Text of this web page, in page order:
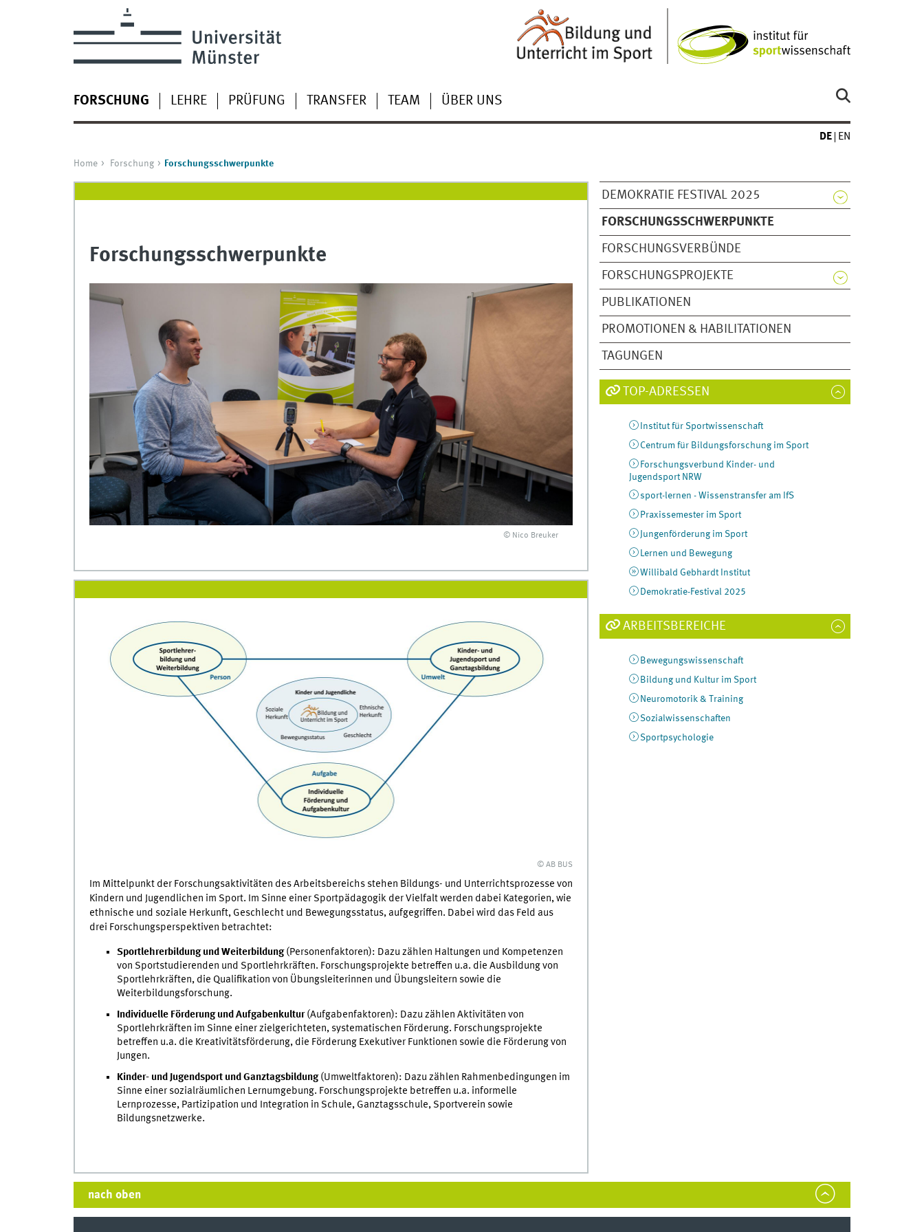
FORSCHUNG LEHRE PRÜFUNG TRANSFER TEAM ÜBER UNS
DE EN
Home Forschung Forschungsschwerpunkte
DEMOKRATIE FESTIVAL 2025
FORSCHUNGSSCHWERPUNKTE
FORSCHUNGSVERBÜNDE
FORSCHUNGSPROJEKTE
PUBLIKATIONEN
PROMOTIONEN & HABILITATIONEN
TAGUNGEN
Forschungsschwerpunkte
© Nico Breuker
© AB BUS
Im Mittelpunkt der Forschungsaktivitäten des Arbeitsbereichs stehen Bildungs- und Unterrichtsprozesse von
Kindern und Jugendlichen im Sport. Im Sinne einer Sportpädagogik der Vielfalt werden dabei Kategorien, wie
ethnische und soziale Herkunft, Geschlecht und Bewegungsstatus, aufgegriffen. Dabei wird das Feld aus
drei Forschungsperspektiven betrachtet:
Sportlehrerbildung und Weiterbildung(Personenfaktoren): Dazu zählen Haltungen und Kompetenzen
von Sportstudierenden und Sportlehrkräften. Forschungsprojekte betreffen u.a. die Ausbildung von
Sportlehrkräften, die Qualifikation von Übungsleiterinnen und Übungsleitern sowie die
Weiterbildungsforschung.
Individuelle Förderung und Aufgabenkultur(Aufgabenfaktoren): Dazu zählen Aktivitäten von
Sportlehrkräften im Sinne einer zielgerichteten, systematischen Förderung. Forschungsprojekte
betreffen u.a. die Kreativitätsförderung, die Förderung Exekutiver Funktionen sowie die Förderung von
Jungen.
Kinder- und Jugendsport und Ganztagsbildung(Umweltfaktoren): Dazu zählen Rahmenbedingungen im
Sinne einer sozialräumlichen Lernumgebung. Forschungsprojekte betreffen u.a. informelle
Lernprozesse, Partizipation und Integration in Schule, Ganztagsschule, Sportverein sowie
Bildungsnetzwerke.
TOP-ADRESSEN
Institut für Sportwissenschaft
Centrum für Bildungsforschung im Sport
Forschungsverbund Kinder- und
Jugendsport NRW
sport-lernen - Wissenstransfer am IfS
Praxissemester im Sport
Jungenförderung im Sport
Lernen und Bewegung
Willibald Gebhardt Institut
Demokratie-Festival 2025
ARBEITSBEREICHE
Bewegungswissenschaft
Bildung und Kultur im Sport
Neuromotorik & Training
Sozialwissenschaften
Sportpsychologie
nach oben